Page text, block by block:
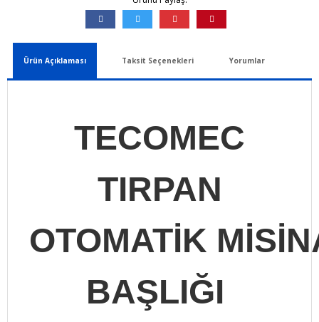
Ürün Açıklaması Taksit Seçenekleri Yorumlar
TECOMEC
TIRPAN
OTOMATİK
BAŞLIĞI